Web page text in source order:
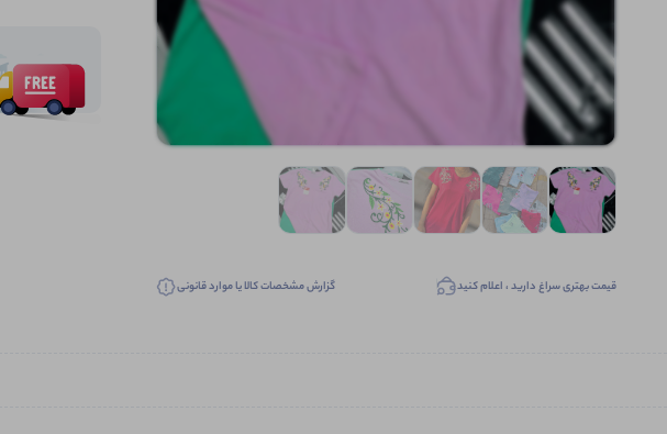
قیمت بهتری سراغ دارید ، اعلام کنید گزارش مشخصات کالا یا موارد قانونی